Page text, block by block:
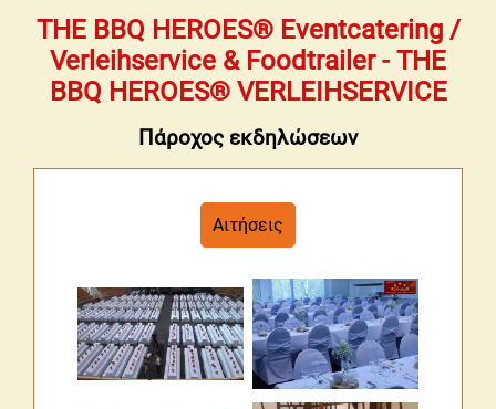
THE BBQ HEROES® Eventcatering /
Verleihservice & Foodtrailer - THE
BBQ HEROES® VERLEIHSERVICE
Πάροχος εκδηλώσεων
Αιτήσεις